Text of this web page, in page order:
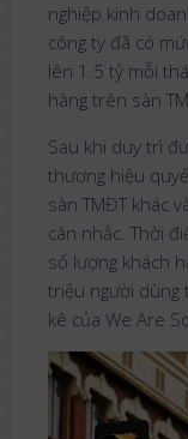
nghiệp kinh
công ty đã có
lên 1.5 tỷ mỗi
hàng trên sàn
Sau khi duy trì
thương hiệu
sàn TMĐT khác
cân nhắc. Thời
số lượng khách
triệu người dùng
kê của We Are